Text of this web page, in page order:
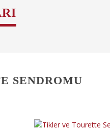
SENDROMU